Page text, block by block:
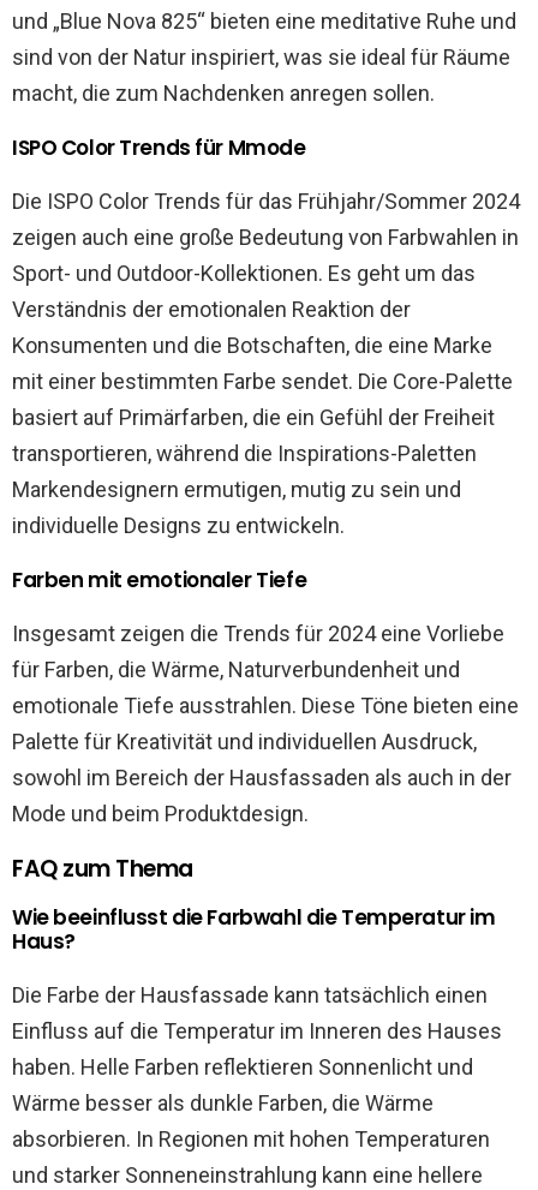
und „Blue Nova 825“ bieten eine meditative Ruhe und
sind von der Natur inspiriert, was sie ideal für Räume
macht, die zum Nachdenken anregen sollen​​.
ISPO Color Trends für Mmode
Die ISPO Color Trends für das Frühjahr/Sommer 2024
zeigen auch eine große Bedeutung von Farbwahlen in
Sport- und Outdoor-Kollektionen. Es geht um das
Verständnis der emotionalen Reaktion der
Konsumenten und die Botschaften, die eine Marke
mit einer bestimmten Farbe sendet. Die Core-Palette
basiert auf Primärfarben, die ein Gefühl der Freiheit
transportieren, während die Inspirations-Paletten
Markendesignern ermutigen, mutig zu sein und
individuelle Designs zu entwickeln​​.
Farben mit emotionaler Tiefe
Insgesamt zeigen die Trends für 2024 eine Vorliebe
für Farben, die Wärme, Naturverbundenheit und
emotionale Tiefe ausstrahlen. Diese Töne bieten eine
Palette für Kreativität und individuellen Ausdruck,
sowohl im Bereich der Hausfassaden als auch in der
Mode und beim Produktdesign.
FAQ zum Thema
Wie beeinflusst die Farbwahl die Temperatur im
Haus?
Die Farbe der Hausfassade kann tatsächlich einen
Einfluss auf die Temperatur im Inneren des Hauses
haben. Helle Farben reflektieren Sonnenlicht und
Wärme besser als dunkle Farben, die Wärme
absorbieren. In Regionen mit hohen Temperaturen
und starker Sonneneinstrahlung kann eine hellere